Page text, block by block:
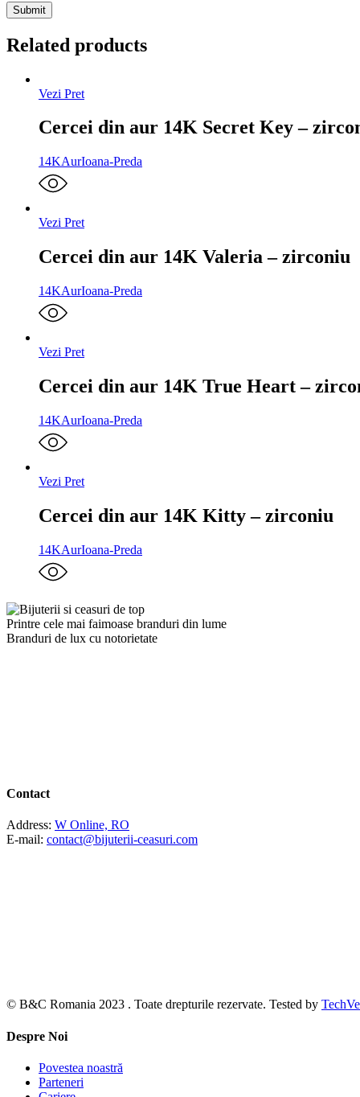
Related products
Vezi Pret
Cercei din aur 14K Secret Key –
14KAurIoana-Preda
Vezi Pret
Cercei din aur 14K Valeria – zirconiu
14KAurIoana-Preda
Vezi Pret
Cercei din aur 14K True Heart –
14KAurIoana-Preda
Vezi Pret
Cercei din aur 14K Kitty – zirconiu
14KAurIoana-Preda
Printre cele mai faimoase branduri din lume
Branduri de lux cu notorietate
Contact
Address: W Online, RO
E-mail: contact@bijuterii-ceasuri.com
© B&C Romania 2023 . Toate drepturile rezervate. Tested by
Despre Noi
Povestea noastră
Parteneri